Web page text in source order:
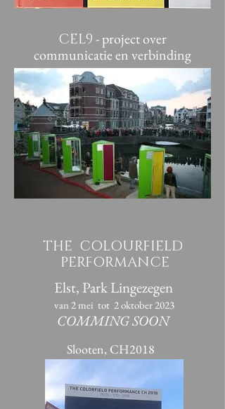
CEL9 - project over
communicatie en verbinding
THE COLOURFIELD
PERFORMANCE
Elst, Park Lingezegen
van 2 mei tot 2 oktober 2023
COMMING SOON
Slooten, CH2018